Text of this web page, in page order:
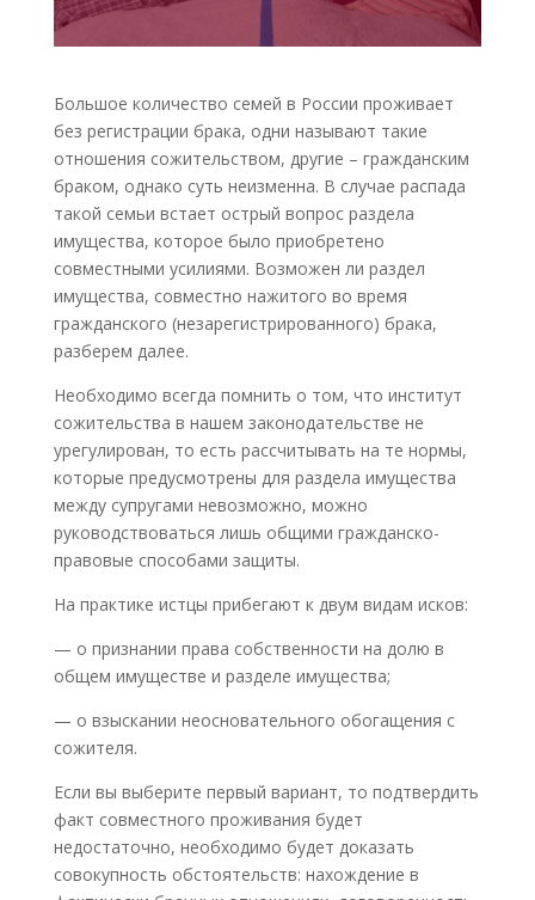
Большое количество семей в России проживает
без регистрации брака, одни называют такие
отношения сожительством, другие – гражданским
браком, однако суть неизменна. В случае распада
такой семьи встает острый вопрос раздела
имущества, которое было приобретено
совместными усилиями. Возможен ли раздел
имущества, совместно нажитого во время
гражданского (незарегистрированного) брака,
разберем далее.
Необходимо всегда помнить о том, что институт
сожительства в нашем законодательстве не
урегулирован, то есть рассчитывать на те нормы,
которые предусмотрены для раздела имущества
между супругами невозможно, можно
руководствоваться лишь общими гражданско-
правовые способами защиты.
На практике истцы прибегают к двум видам исков:
— о признании права собственности на долю в
общем имуществе и разделе имущества;
— о взыскании неосновательного обогащения с
сожителя.
Если вы выберите первый вариант, то подтвердить
факт совместного проживания будет
недостаточно, необходимо будет доказать
совокупность обстоятельств: нахождение в